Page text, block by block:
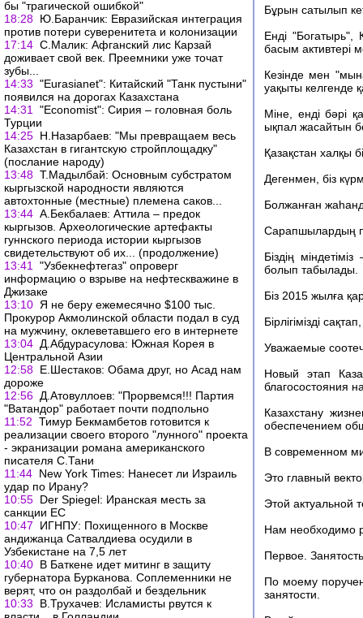
бы "трагической ошибкой"
18:28 Ю.Баранчик: Евразийская интеграция
против потери суверенитета и колонизации
17:14 С.Малик: Афганский лис Карзай
доживает свой век. Преемники уже точат
зубы...
14:33 "Eurasianet": Китайский "Танк пустыни"
появился на дорогах Казахстана
14:31
"Economist": Сирия – головная боль
Турции
14:25 Н.Назарбаев: "Мы превращаем весь
Казахстан в гигантскую стройплощадку"
(послание народу)
13:48 Т.Мадылбай: Основным субстратом
кыргызской народности являются
автохтонные (местные) племена саков...
13:44 А.Бекбалаев: Аттила – предок
кыргызов. Археологические артефакты
гуннского периода истории кыргызов
свидетельствуют об их... (продолжение)
13:41
"Узбекнефтегаз" опроверг
информацию о взрыве на нефтескважине в
Джизаке
13:10 Я не беру ежемесячно $100 тыс.
Прокурор Акмолинской области подал в суд
на мужчину, оклеветавшего его в интернете
13:04 Д.Абдурасулова: Южная Корея в
Центральной Азии
12:58 Е.Шестаков: Обама друг, но Асад нам
дороже
12:56 Д.Атовуллоев: "Прорвемся!!! Партия
"Ватандор" работает почти подпольно
11:52 Тимур Бекмамбетов готовится к
реализации своего второго "лунного" проекта
- экранизации романа американского
писателя С.Тани
11:44 New York Times: Нанесет ли Израиль
удар по Ирану?
10:55 Der Spiegel: Иранская месть за
санкции ЕС
10:47
ИГНПУ: Похищенного в Москве
андижанца Сатвалдиева осудили в
Узбекистане на 7,5 лет
10:40 В Баткене идет митинг в защиту
губернатора Бурканова. Соплеменники не
верят, что он раздолбай и бездельник
10:33
В.Трухачев: Исламисты рвутся к
Бұрын сатылып
Енді
басым активтері
Кезінде мен
уақыты келгенде
Міне, енді бәрі
ықпал жасайтын
Қазақстан халқы
Дегенмен, біз
Болжанған
Сарапшылардың
Біздің
болып табылады.
Біз 2015 жылға
Бірлігімізді
Уважаемые
Новый этап
благосостояния
Казахстану
обеспечением
В современном
Это главный
Этой актуальной
Нам необходимо
Первое.
По моему
занятости.